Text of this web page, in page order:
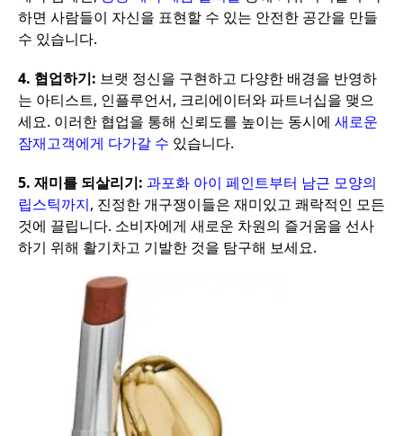
하면 사람들이 자신을 표현할 수 있는 안전한 공간을 만들
수 있습니다.
4. 협업하기: 브랫 정신을 구현하고 다양한 배경을 반영하
는 아티스트, 인플루언서, 크리에이터와 파트너십을 맺으
세요. 이러한 협업을 통해 신뢰도를 높이는 동시에 새로운
잠재고객에게 다가갈 수 있습니다.
5. 재미를 되살리기: 과포화 아이 페인트부터 남근 모양의
립스틱까지, 진정한 개구쟁이들은 재미있고 쾌락적인 모든
것에 끌립니다. 소비자에게 새로운 차원의 즐거움을 선사
하기 위해 활기차고 기발한 것을 탐구해 보세요.